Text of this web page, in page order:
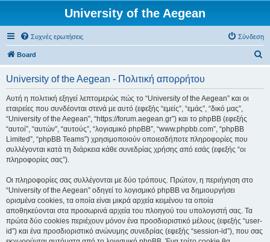
University of the Aegean
Συχνές ερωτήσεις Σύνδεση
Board
University of the Aegean - Πολιτική απορρήτου
Αυτή η πολιτική εξηγεί λεπτομερώς πώς το “University of the Aegean” και οι
εταιρείες που συνδέονται στενά με αυτό (εφεξής “εμείς”, “εμάς”, “δικό μας”,
“University of the Aegean”, “https://forum.aegean.gr”) και το phpBB (εφεξής
“αυτοί”, “αυτών”, “αυτούς”, “λογισμικό phpBB”, “www.phpbb.com”, “phpBB
Limited”, “phpBB Teams”) χρησιμοποιούν οποιεσδήποτε πληροφορίες που
συλλέγονται κατά τη διάρκεια κάθε συνεδρίας χρήσης από εσάς (εφεξής “οι
πληροφορίες σας”).
Οι πληροφορίες σας συλλέγονται με δύο τρόπους. Πρώτον, η περιήγηση στο
“University of the Aegean” οδηγεί το λογισμικό phpBB να δημιουργήσει
ορισμένα cookies, τα οποία είναι μικρά αρχεία κειμένου τα οποία
αποθηκεύονται στα προσωρινά αρχεία του πλοηγού του υπολογιστή σας. Τα
πρώτα δύο cookies περιέχουν μόνον ένα προσδιοριστικό μέλους (εφεξής “user-
id”) και ένα προσδιοριστικό ανώνυμης συνεδρίας (εφεξής “session-id”), που σας